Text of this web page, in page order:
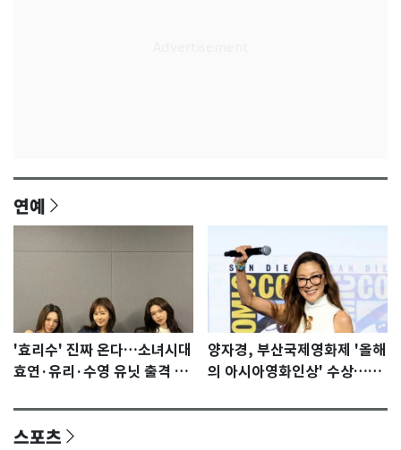
연예
'효리수' 진짜 온다…소녀시대
효연·유리·수영 유닛 출격 [N
양자경, 부산국제영화제 '올해
의 아시아영화인상' 수상…15
스포츠